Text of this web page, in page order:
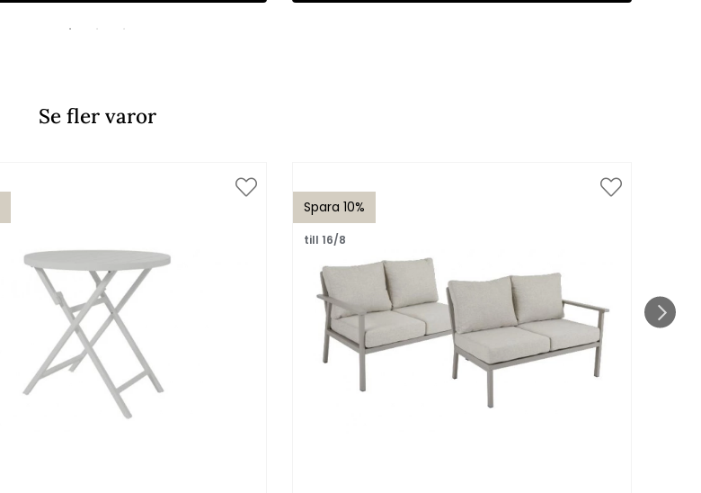
Se fler varor
Spara 10%
till 16/8